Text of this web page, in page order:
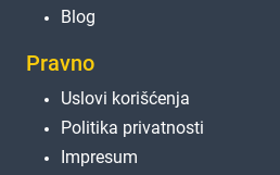
Blog
Pravno
Uslovi korišćenja
Politika privatnosti
Impresum